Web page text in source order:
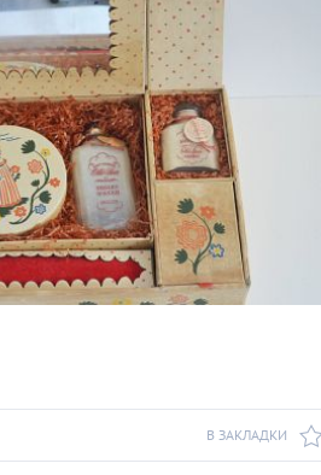
В ЗАКЛАДКИ